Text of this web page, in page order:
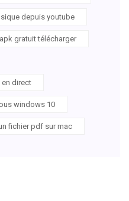
depuis youtube
gratuit télécharger
en direct
windows 10
fichier pdf sur mac